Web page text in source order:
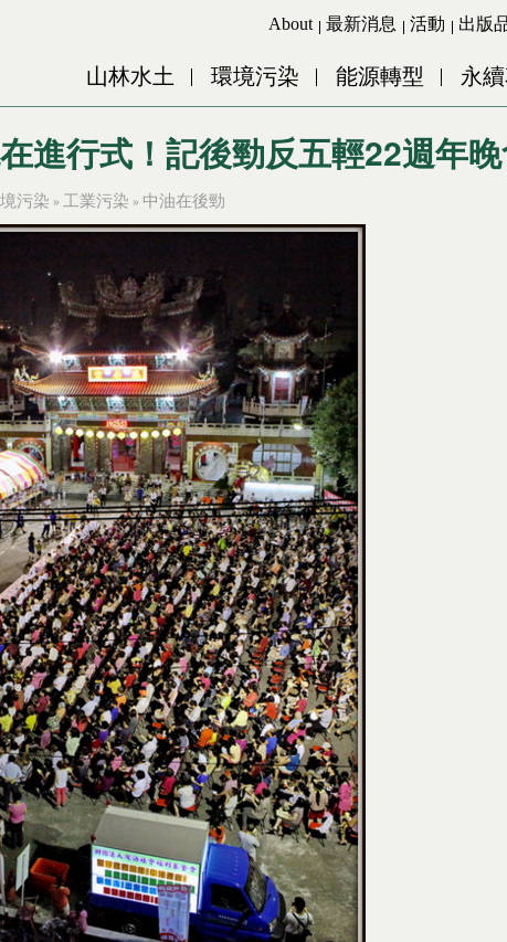
Jump to Navigation
Jump to Main content
About 最新消息 活動 出版
山林水土 環境污染 能源轉型 永
進行式！記後勁反五輕22週年
污染 » 工業污染 » 中油在後勁